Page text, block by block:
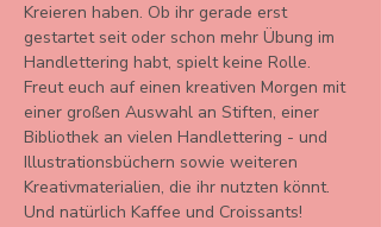
Kreieren haben. Ob ihr gerade erst
gestartet seit oder schon mehr Übung im
Handlettering habt, spielt keine Rolle.
Freut euch auf einen kreativen Morgen mit
einer großen Auswahl an Stiften, einer
Bibliothek an vielen Handlettering - und
Illustrationsbüchern sowie weiteren
Kreativmaterialien, die ihr nutzten könnt.
Und natürlich Kaffee und Croissants!